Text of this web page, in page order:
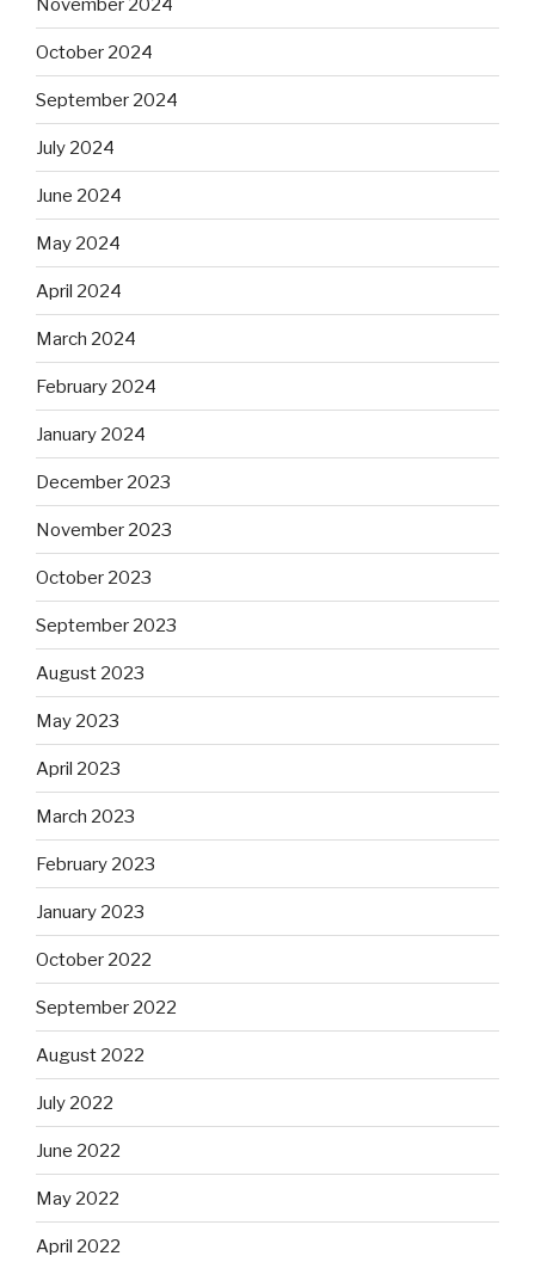
November 2024
October 2024
September 2024
July 2024
June 2024
May 2024
April 2024
March 2024
February 2024
January 2024
December 2023
November 2023
October 2023
September 2023
August 2023
May 2023
April 2023
March 2023
February 2023
January 2023
October 2022
September 2022
August 2022
July 2022
June 2022
May 2022
April 2022